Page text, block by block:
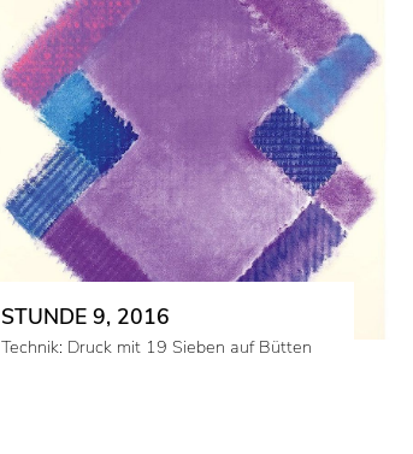
STUNDE 9, 2016
Technik: Druck mit 19 Sieben auf Bütten